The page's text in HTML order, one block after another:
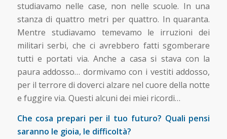
studiavamo nelle case, non nelle scuole. In una
stanza di quattro metri per quattro. In quaranta.
Mentre studiavamo temevamo le irruzioni dei
militari serbi, che ci avrebbero fatti sgomberare
tutti e portati via. Anche a casa si stava con la
paura addosso… dormivamo con i vestiti addosso,
per il terrore di doverci alzare nel cuore della notte
e fuggire via. Questi alcuni dei miei ricordi…
Che cosa prepari per il tuo futuro? Quali pensi
saranno le gioia, le difficoltà?